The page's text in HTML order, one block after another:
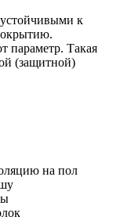
к
параметр. Такая
(защитной)
на пол